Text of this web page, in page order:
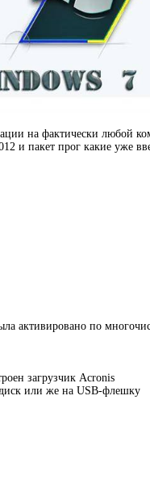
на фактически любой
и пакет прог какие уже
активировано по
загрузчик Acronis
диск или же на USB-флешку